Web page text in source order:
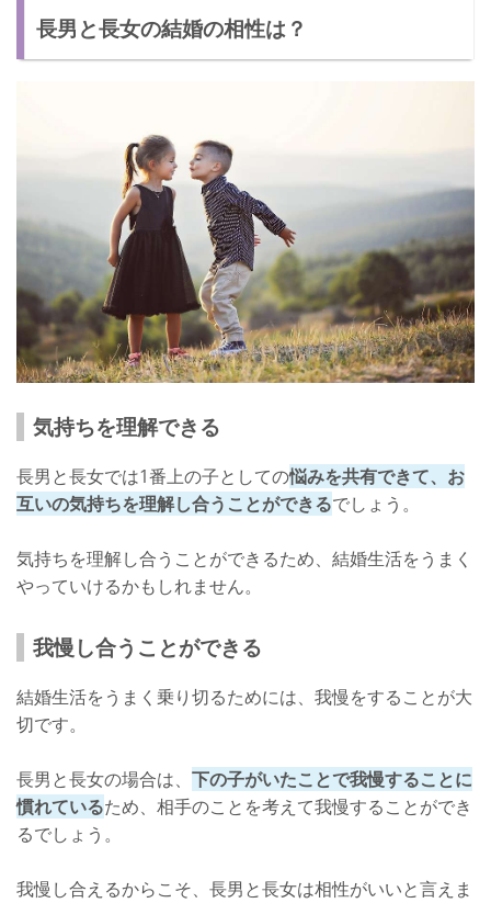
長男と長女の結婚の相性は？
気持ちを理解できる
長男と長女では1番上の子としての悩みを共有できて、お
互いの気持ちを理解し合うことができるでしょう。
気持ちを理解し合うことができるため、結婚生活をうまく
やっていけるかもしれません。
我慢し合うことができる
結婚生活をうまく乗り切るためには、我慢をすることが大
切です。
長男と長女の場合は、 下の子がいたことで我慢することに
慣れているため、相手のことを考えて我慢することができ
るでしょう。
我慢し合えるからこそ、長男と長女は相性がいいと言えま